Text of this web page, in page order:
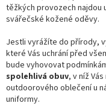
těžkých provozech
svářečské kožené oděvy.
Jestli vyrážíte do přírody,
které Vás uchrání před
bude vyhovovat
spolehlivá obuv, v níž
outdoorového oblečení u
uniformy.